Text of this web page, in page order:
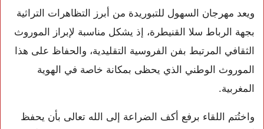
ويعد مهرجان السهول للتبوريدة من أبرز التظاهرات التراثية
بجهة الرباط سلا القنيطرة، إذ يشكل مناسبة لإبراز الموروث
الثقافي المرتبط بفن الفروسية التقليدية، والحفاظ على هذا
الموروث الوطني الذي يحظى بمكانة خاصة في الهوية
المغربية.
واختُتم اللقاء برفع أكف الضراعة إلى الله تعالى بأن يحفظ